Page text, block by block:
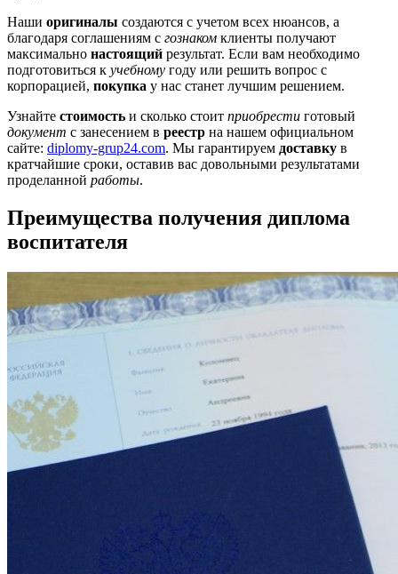
Наши оригиналы создаются с учетом всех нюансов, а
благодаря соглашениям с гознаком клиенты получают
максимально настоящий результат. Если вам необходимо
подготовиться к учебному году или решить вопрос с
корпорацией, покупка у нас станет лучшим решением.
Узнайте стоимость и сколько стоит приобрести готовый
документ с занесением в реестр на нашем официальном
сайте: diplomy-grup24.com. Мы гарантируем доставку в
кратчайшие сроки, оставив вас довольными результатами
проделанной работы.
Преимущества получения диплома
воспитателя